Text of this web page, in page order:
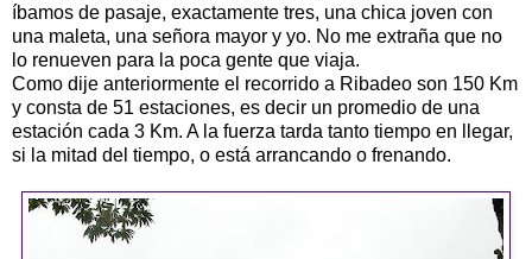
íbamos de pasaje, exactamente tres, una chica joven con
una maleta, una señora mayor y yo. No me extraña que no
lo renueven para la poca gente que viaja.
Como dije anteriormente el recorrido a Ribadeo son 150 Km
y consta de 51 estaciones, es decir un promedio de una
estación cada 3 Km. A la fuerza tarda tanto tiempo en llegar,
si la mitad del tiempo, o está arrancando o frenando.